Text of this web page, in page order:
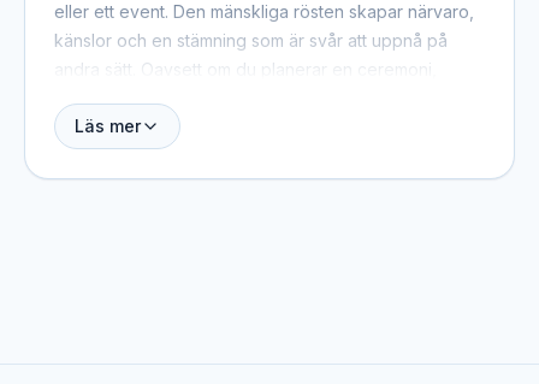
eller ett event. Den mänskliga rösten skapar närvaro,
känslor och en stämning som är svår att uppnå på
andra sätt. Oavsett om du planerar en ceremoni,
upplevelsen och göra den mer personlig.
Läs mer